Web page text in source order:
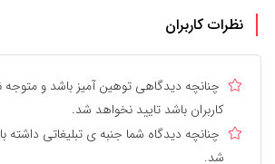
نظرات کاربران
چنانچه دیدگاهی توهین آمیز باشد و متوجه
کاربران باشد تایید نخواهد شد.
چنانچه دیدگاه شما جنبه ی تبلیغاتی داشته
شد.